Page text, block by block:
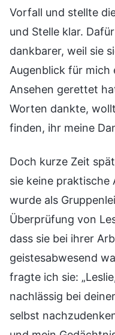
Vorfall und stellte
und Stelle klar.
dankbarer, weil sie
Augenblick für mich
Ansehen gerettet
Worten dankte,
finden, ihr meine
Doch kurze Zeit
sie keine praktische
wurde als
Überprüfung von
dass sie bei ihrer
geistesabwesend
fragte ich sie:
nachlässig bei
selbst